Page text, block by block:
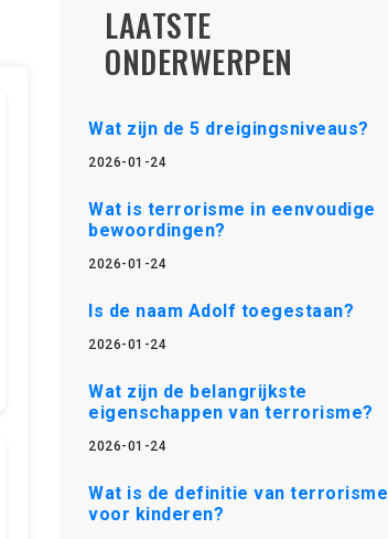
LAATSTE
ONDERWERPEN
Wat zijn de 5 dreigingsniveaus?
2026-01-24
Wat is terrorisme in eenvoudige
bewoordingen?
2026-01-24
Is de naam Adolf toegestaan?
2026-01-24
Wat zijn de belangrijkste
eigenschappen van terrorisme?
2026-01-24
Wat is de definitie van terrorisme
voor kinderen?